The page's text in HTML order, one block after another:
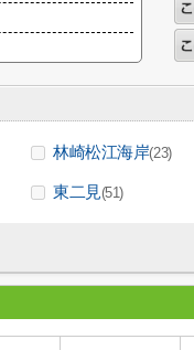
林崎松江海岸(23)
東二見(51)